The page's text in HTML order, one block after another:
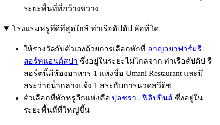
ระยะพื้นที่ที่กว้างขวาง
โรงแรมหรูที่ดีที่สุดใกล้ ท่าเรือดัปดัป คือที่ใด
ให้รางวัลกับตัวเองด้วยการเลือกพักที่ ลาญอยาฟาร์มรี
สอร์ทแอนด์สปา ซึ่งอยู่ในระยะไม่ไกลจาก ท่าเรือดัปดัป รี
สอร์ตนี้มีห้องอาหาร 1 แห่งชื่อ Umani Restaurant และมี
สระว่ายน้ำกลางแจ้ง 1 สระกับการนวดสวีดิช
ตัวเลือกที่พักหรูอีกแห่งคือ ปุลชรา - ฟิลิปปินส์ ซึ่งอยู่ใน
ระยะพื้นที่ที่ใหญ่ขึ้น